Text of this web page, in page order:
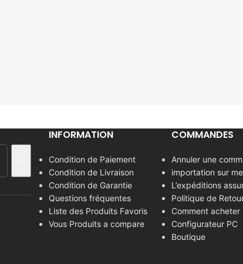
INFORMATION
Condition de Paiement
Condition de Livraison
Condition de Garantie
Questions fréquentes
Liste des Produits Favoris
Vous Produits a compare
COMMANDES
Annuler une
importation sur
L’expéditions
Politique de
Comment acheter
Configurateur PC
Boutique